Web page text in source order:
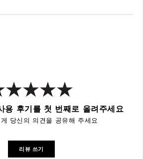
용 후기를 첫 번째로 올려주세요
당신의 의견을 공유해 주세요
리뷰 쓰기